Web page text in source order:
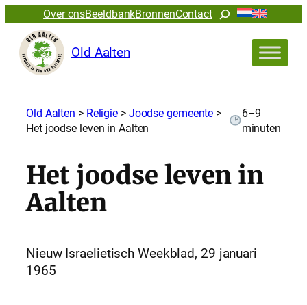
Over onsBeeldbankBronnenContactZoeken
Old Aalten
Old Aalten > Religie > Joodse gemeente >
Het joodse leven in Aalten
6–9
minuten
Het joodse leven in
Aalten
Nieuw Israelietisch Weekblad, 29 januari
1965